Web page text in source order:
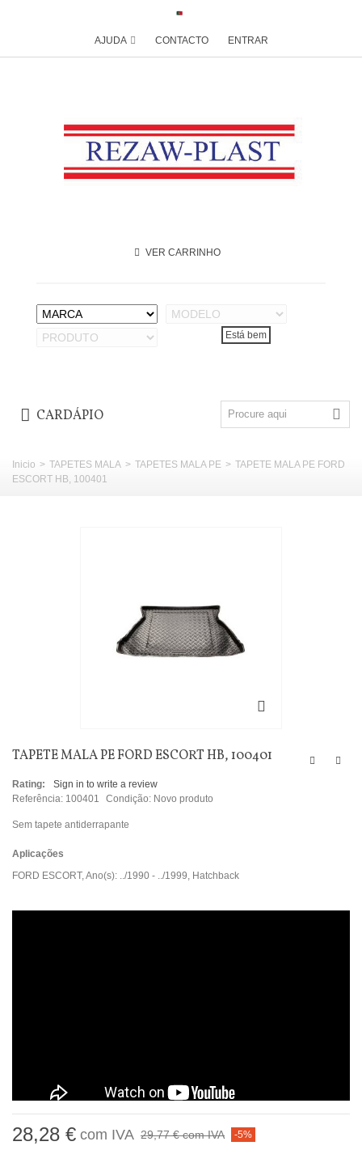
AJUDA CONTACTO ENTRAR
VER CARRINHO
CARDÁPIO
Inicio > TAPETES MALA > TAPETES MALA PE > TAPETE MALA PE FORD
ESCORT HB, 100401
TAPETE MALA PE FORD ESCORT HB, 100401
Rating:
Sign in to write a review
Referência: 100401 Condição: Novo produto
Sem tapete antiderrapante
Aplicações
FORD ESCORT, Ano(s): ../1990 - ../1999, Hatchback
28,28 € com IVA 29,77 €com IVA -5%